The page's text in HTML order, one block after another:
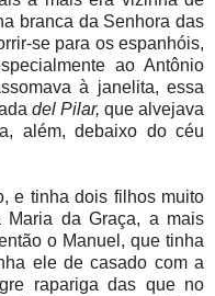
branca da Senhora das
se para os espanhóis,
ao Antônio
à janelita, essa
del Pilar, que alvejava
além, debaixo do céu
e tinha dois filhos muito
Maria da Graça, a mais
o Manuel, que tinha
ele de casado com a
rapariga das que no